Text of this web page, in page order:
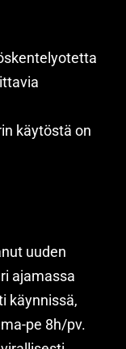
käytöstä on
uuden
ajamassa
käynnissä,
pe 8h/pv.